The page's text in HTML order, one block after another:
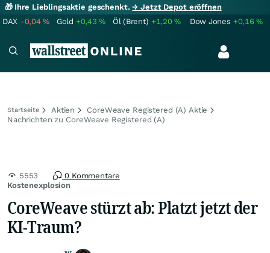
🎁 Ihre Lieblingsaktie geschenkt.→ Jetzt Depot eröffnen
DAX -0,04% Gold +0,43% Öl (Brent) +1,20% Dow Jones +0,16%
Startseite Aktien
CoreWeave Registered (A) Aktie
Nachrichten zu CoreWeave Registered (A)
Kostenexplosion
5553 0 Kommentare
CoreWeave stürzt ab: Platzt jetzt der
KI-Traum?